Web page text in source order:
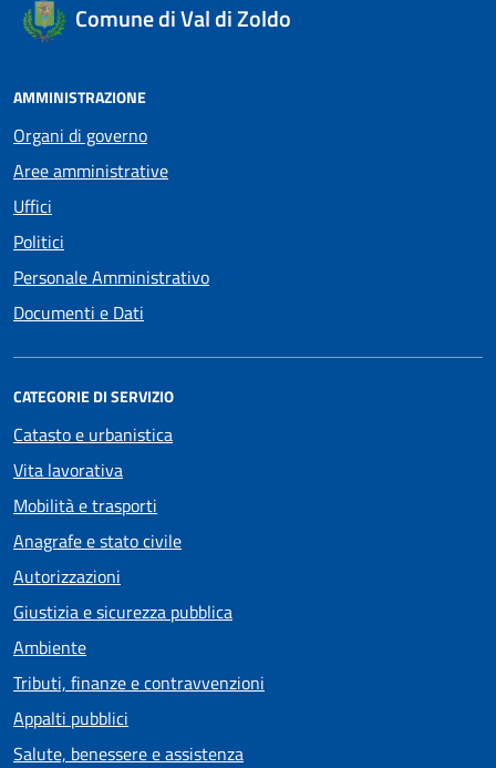
Comune di Val di Zoldo
AMMINISTRAZIONE
Organi di governo
Aree amministrative
Uffici
Politici
Personale Amministrativo
Documenti e Dati
CATEGORIE DI SERVIZIO
Catasto e urbanistica
Vita lavorativa
Mobilità e trasporti
Anagrafe e stato civile
Autorizzazioni
Giustizia e sicurezza pubblica
Ambiente
Tributi, finanze e contravvenzioni
Appalti pubblici
Salute, benessere e assistenza